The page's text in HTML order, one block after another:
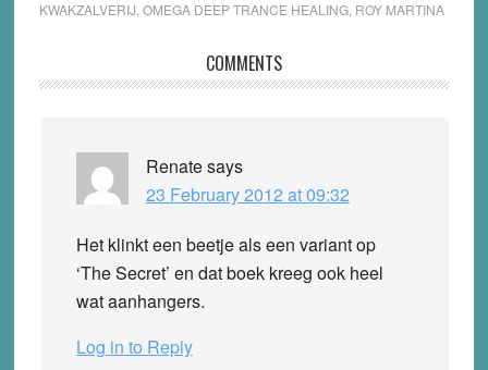
KWAKZALVERIJ OMEGA DEEP TRANCE HEALING, ROY MARTINA
Interactions
COMMENTS
Renatesays
23 February 2012 at 09:32
Het klinkt een beetje als een variant op
‘The Secret’ en dat boek kreeg ook heel
wat aanhangers.
Log in to Reply